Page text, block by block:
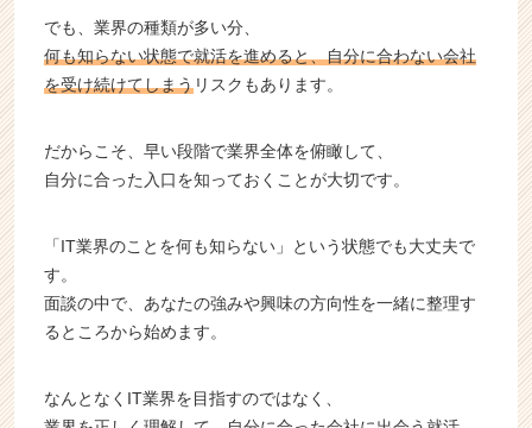
でも、業界の種類が多い分、
何も知らない状態で就活を進めると、自分に合わない会社
を受け続けてしまうリスクもあります。
だからこそ、早い段階で業界全体を俯瞰して、
自分に合った入口を知っておくことが大切です。
「IT業界のことを何も知らない」という状態でも大丈夫で
す。
面談の中で、あなたの強みや興味の方向性を一緒に整理す
るところから始めます。
なんとなくIT業界を目指すのではなく、